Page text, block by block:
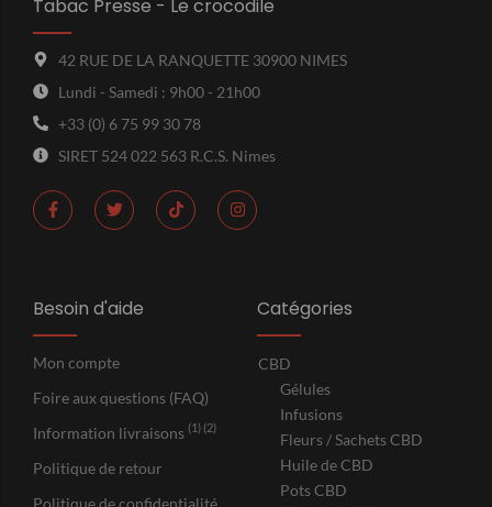
Tabac Presse - Le crocodile
42 RUE DE LA RANQUETTE 30900 NIMES
Lundi - Samedi : 9h00 - 21h00
+33 (0) 6 75 99 30 78
SIRET 524 022 563 R.C.S. Nimes
Besoin d'aide
Mon compte
Foire aux questions (FAQ)
Information livraisons (1) (2)
Politique de retour
Politique de confidentialité
Catégories
CBD
Gélules
Infusions
Fleurs / Sachets CBD
Huile de CBD
Pots CBD